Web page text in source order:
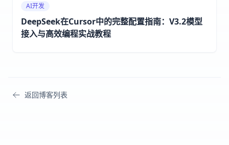
AI开发
DeepSeek在Cursor中的完整配置指南：V3.2模型
接入与高效编程实战教程
返回博客列表